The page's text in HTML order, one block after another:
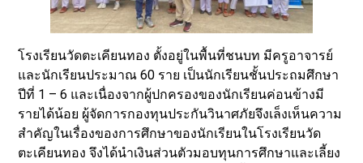
โรงเรียนวัดตะเคียนทอง ตั้งอยู่ในพื้นที่ชนบท มีครูอาจารย์
และนักเรียนประมาณ 60 ราย เป็นนักเรียนชั้นประถมศึกษา
ปีที่ 1 – 6 และเนื่องจากผู้ปกครองของนักเรียนค่อนข้างมี
รายได้น้อย ผู้จัดการกองทุนประกันวินาศภัยจึงเล็งเห็นความ
สำคัญในเรื่องของการศึกษาของนักเรียนในโรงเรียนวัด
ตะเคียนทอง จึงได้นำเงินส่วนตัวมอบทุนการศึกษาและเลี้ยง